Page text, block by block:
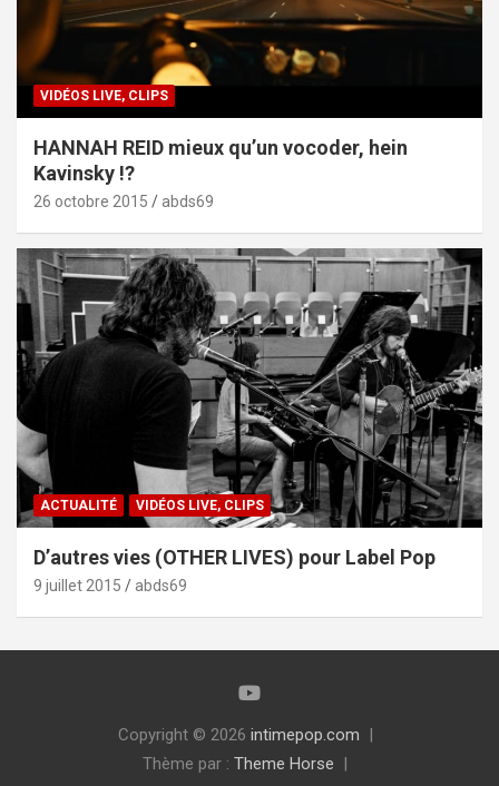
VIDÉOS LIVE, CLIPS
HANNAH REID mieux qu’un vocoder, hein
Kavinsky !?
26 octobre 2015 abds69
ACTUALITÉ VIDÉOS LIVE, CLIPS
D’autres vies (OTHER LIVES) pour Label Pop
9 juillet 2015 abds69
Copyright © 2026 intimepop.com
Thème par : Theme Horse